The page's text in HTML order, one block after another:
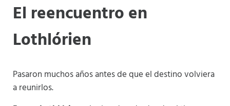
El reencuentro en
Lothlórien
Pasaron muchos años antes de que el destino volviera
a reunirlos.